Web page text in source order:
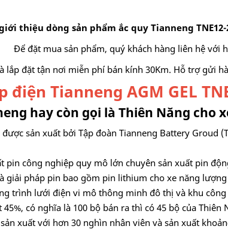
thiệu dòng sản phẩm ắc quy Tianneng
Để đặt mua sản phẩm, quý khách hàng liên hệ với
lắp đặt tận nơi miễn phí bán kính 30Km. Hỗ trợ gửi
Tianneng AGM GEL
hay còn gọi là Thiên Năng cho
được sản xuất bởi Tập đoàn Tianneng Battery
pin công nghiệp quy mô lớn chuyên sản xuất pin
giải pháp pin bao gồm pin lithium cho xe năng
trình lưới điện vi mô thông minh đô thị và khu
có nghĩa là 100 bộ bán ra thì có 45 bộ của Thiên
xuất với hơn 30 nghìn nhân viên và sản xuất